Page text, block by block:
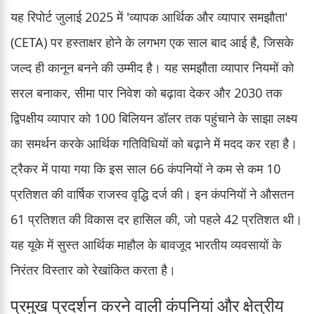
यह रिपोर्ट जुलाई 2025 में 'व्यापक आर्थिक और व्यापार समझौता'
(CETA) पर हस्ताक्षर होने के लगभग एक साल बाद आई है, जिसके
जल्द ही कानून बनने की उम्मीद है। यह समझौता व्यापार नियमों को
सरल बनाकर, सीमा पार निवेश को बढ़ावा देकर और 2030 तक
द्विपक्षीय व्यापार को 100 बिलियन डॉलर तक पहुंचाने के साझा लक्ष्य
का समर्थन करके आर्थिक गतिविधियों को बढ़ाने में मदद कर रहा है।
ट्रैकर में पाया गया कि इस साल 66 कंपनियों ने कम से कम 10
प्रतिशत की वार्षिक राजस्व वृद्धि दर्ज की। इन कंपनियों ने औसतन
61 प्रतिशत की विकास दर हासिल की, जो पहले 42 प्रतिशत थी।
यह यूके में सुस्त आर्थिक माहौल के बावजूद भारतीय व्यवसायों के
निरंतर विस्तार को रेखांकित करता है।
प्रमुख प्रदर्शन करने वाली कंपनियां और क्षेत्रीय